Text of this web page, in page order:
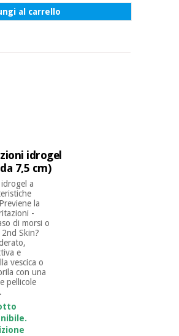
al carrello
idrogel
7,5 cm)
a
la
-
di morsi o
Skin?
e
vescica o
con una
pellicole